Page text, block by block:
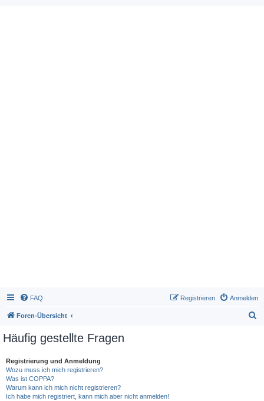
FAQ Anmelden
Registrieren
Foren-Übersicht
Häufig gestellte Fragen
Registrierung und Anmeldung
Wozu muss ich mich registrieren?
Was ist COPPA?
Warum kann ich mich nicht registrieren?
Ich habe mich registriert, kann mich aber nicht anmelden!